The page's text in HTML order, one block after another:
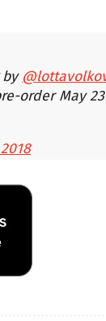
by
order May